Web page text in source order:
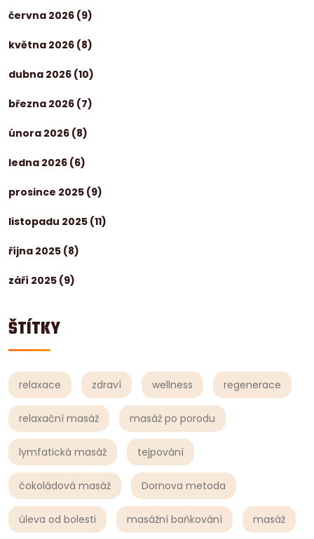
června 2026 (9)
května 2026 (8)
dubna 2026 (10)
března 2026 (7)
února 2026 (8)
ledna 2026 (6)
prosince 2025 (9)
listopadu 2025 (11)
října 2025 (8)
září 2025 (9)
ŠTÍTKY
relaxace zdraví wellness regenerace
relaxační masáž masáž po porodu
lymfatická masáž tejpování
čokoládová masáž Dornova metoda
úleva od bolesti masážní baňkování masáž